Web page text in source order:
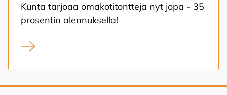
Kun­ta tar­jo­aa oma­ko­ti­tont­te­ja nyt jopa - 35
pro­sen­tin alen­nuk­sel­la!
Kunnan kampanja tarjoaa omakotitontteja alehintaan